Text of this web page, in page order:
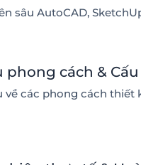
sâu AutoCAD,
phong cách &
về các phong cách thiết